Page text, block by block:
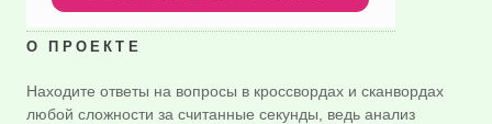
О ПРОЕКТЕ
Находите ответы на вопросы в кроссвордах и сканвордах
любой сложности за считанные секунды, ведь анализ